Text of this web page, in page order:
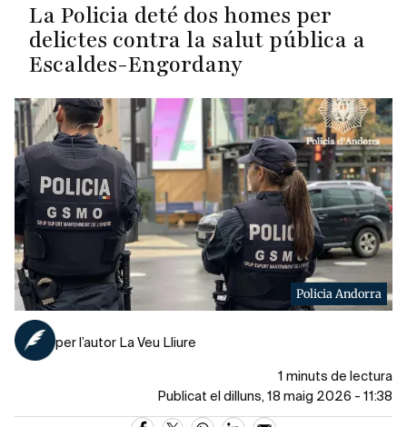
La Policia deté dos homes per
delictes contra la salut pública a
Escaldes-Engordany
Policia Andorra
per l’autor La Veu Lliure
1 minuts de lectura
Publicat el dilluns, 18 maig 2026 - 11:38